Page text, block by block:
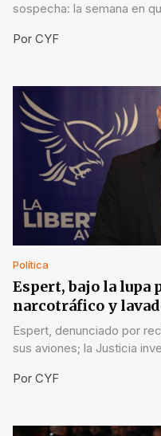
sospecha: la semana en
Por CYF
Política
Espert, bajo la lupa
narcotráfico y
Espert, denunciado por
sus aviones; la Justicia
Por CYF